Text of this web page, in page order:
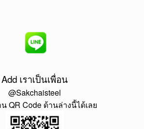
Add เราเป็นเพื่อน
@Sakchaisteel
QR Code ด้านล่างนี้ได้เลย